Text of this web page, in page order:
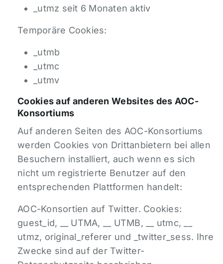
_utmz seit 6 Monaten aktiv
Temporäre Cookies:
_utmb
_utmc
_utmv
Cookies auf anderen Websites des AOC-
Konsortiums
Auf anderen Seiten des AOC-Konsortiums
werden Cookies von Drittanbietern bei allen
Besuchern installiert, auch wenn es sich
nicht um registrierte Benutzer auf den
entsprechenden Plattformen handelt:
AOC-Konsortien auf Twitter. Cookies:
guest_id, __ UTMA, __ UTMB, __ utmc, __
utmz, original_referer und _twitter_sess. Ihre
Zwecke sind auf der Twitter-